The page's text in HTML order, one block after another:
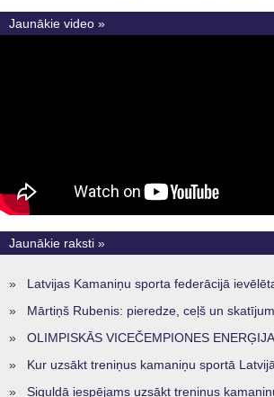
Jaunākie video »
Jaunākie raksti »
» Latvijas Kamaniņu sporta federācijā ievēlēta vadība nākamajam
» Mārtiņš Rubenis: pieredze, ceļš un skatījums uz
» OLIMPISKĀS VICEČEMPIONES ENERĢIJA TURPINĀS
» Kur uzsākt treniņus kamaniņu sportā Latvijā? Iespējas jaunajiem
» Siguldā iespējams uzsākt treniņus kamaniņu sportā – vide, kur veidojas